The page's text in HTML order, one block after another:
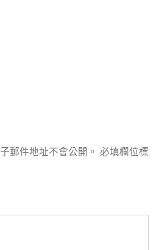
郵件地址不會公開。 必填欄位標